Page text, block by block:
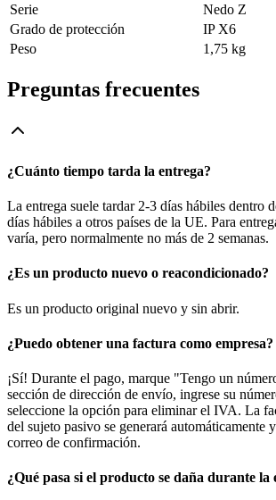
Serie
Nedo Z
Grado de protección
IP X6
Peso
1,75 kg
Preguntas frecuentes
¿Cuánto tiempo tarda la entrega?
La entrega suele tardar 2-3 días hábiles dentro
días hábiles a otros países de la UE. Para
varía, pero normalmente no más de 2 semanas.
¿Es un producto nuevo o reacondicionado?
Es un producto original nuevo y sin abrir.
¿Puedo obtener una factura como empresa?
¡Sí! Durante el pago, marque "Tengo un
sección de dirección de envío, ingrese su
seleccione la opción para eliminar el IVA. La
del sujeto pasivo se generará automáticamente
correo de confirmación.
¿Qué pasa si el producto se daña durante la